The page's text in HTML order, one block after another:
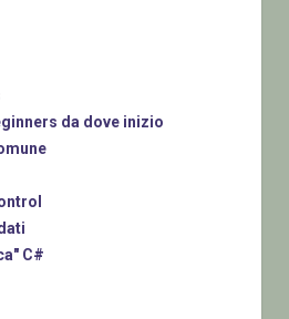
da dove inizio
C#